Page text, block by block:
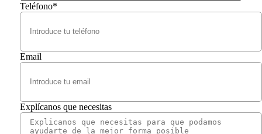
Teléfono*
Email
Explícanos que necesitas